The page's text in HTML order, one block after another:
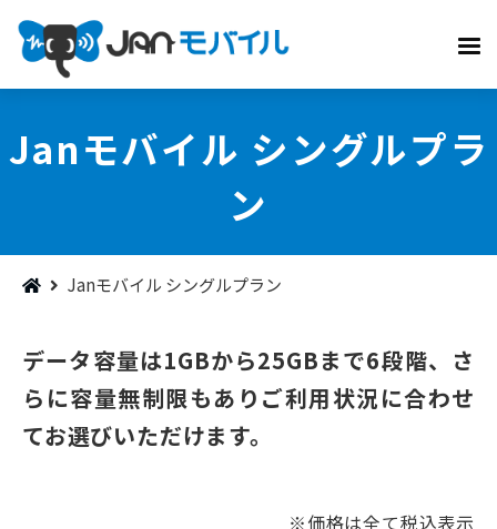
Janモバイル シングルプラ
ン
Janモバイル シングルプラン
データ容量は1GBから25GBまで6段階、さ
らに容量無制限もありご利用状況に合わせ
てお選びいただけます。
※価格は全て税込表示